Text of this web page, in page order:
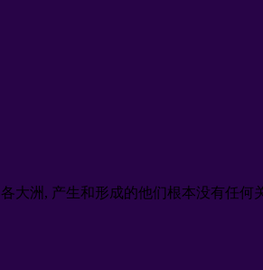
大洲, 产生和形成的他们根本没有任何